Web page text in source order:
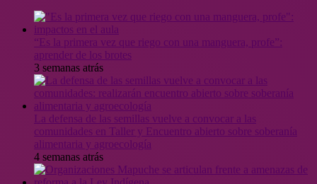
“Es la primera vez que riego con una manguera, profe”:
aprender de los brotes
3 semanas atrás
La defensa de las semillas vuelve a convocar a las
comunidades en Taller y Encuentro abierto sobre soberanía
alimentaria y agroecología
4 semanas atrás